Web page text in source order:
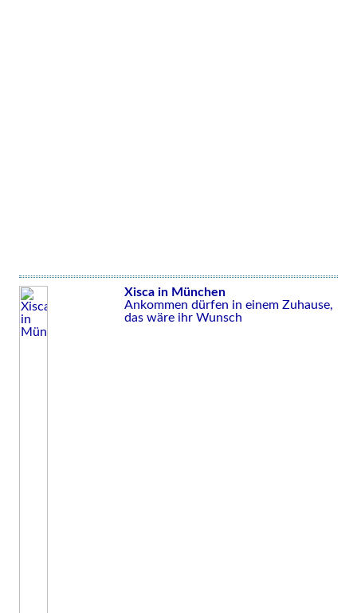
Xisca in München
Ankommen dürfen in einem Zuhause,
das wäre ihr Wunsch